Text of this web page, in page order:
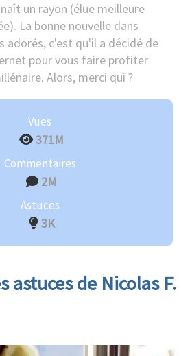
un rayon (élue meilleure
La bonne nouvelle dans
adorés, c'est qu'il a décidé de
pour vous faire profiter
Alors, merci qui ?
Vues
371M
Commentaires
2M
Astuces
3K
astuces de Nicolas F.